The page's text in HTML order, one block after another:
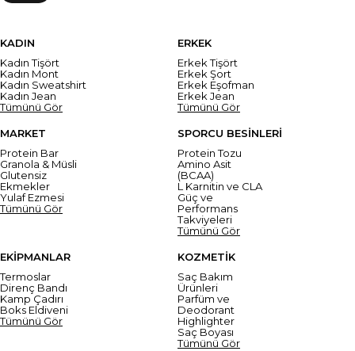
KADIN
Kadın Tişört
Kadın Mont
Kadın Sweatshirt
Kadın Jean
Tümünü Gör
ERKEK
Erkek Tişört
Erkek Şort
Erkek Eşofman
Erkek Jean
Tümünü Gör
MARKET
Protein Bar
Granola & Müsli
Glutensiz
Ekmekler
Yulaf Ezmesi
Tümünü Gör
SPORCU BESİNLERİ
Protein Tozu
Amino Asit
(BCAA)
L Karnitin ve CLA
Güç ve
Performans
Takviyeleri
Tümünü Gör
EKİPMANLAR
Termoslar
Direnç Bandı
Kamp Çadırı
Boks Eldiveni
Tümünü Gör
KOZMETİK
Saç Bakım
Ürünleri
Parfüm ve
Deodorant
Highlighter
Saç Boyası
Tümünü Gör